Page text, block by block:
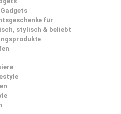
für
stylisch & beliebt